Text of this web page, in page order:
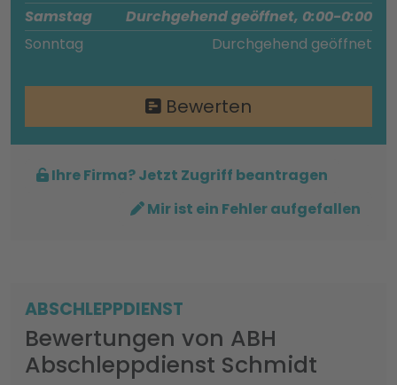
Samstag
Durchgehend geöffnet, 0:00-0:00
Sonntag
Durchgehend geöffnet
Bewerten
Ihre Firma? Jetzt Zugriff beantragen
Mir ist ein Fehler aufgefallen
ABSCHLEPPDIENST
Bewertungen von ABH
Abschleppdienst Schmidt